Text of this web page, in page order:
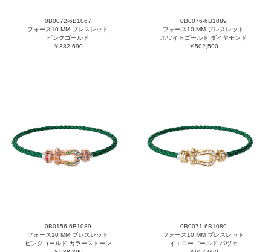
0B0072-6B1067
フォース10 MM ブレスレット
ピンクゴールド
￥382,690
0B0076-6B1089
フォース10 MM ブレスレット
ホワイトゴールド ダイヤモンド
￥502,590
0B0156-6B1089
フォース10 MM ブレスレット
ピンクゴールド カラーストーン
0B0071-6B1089
フォース10 MM ブレスレット
イエローゴールド パヴェ